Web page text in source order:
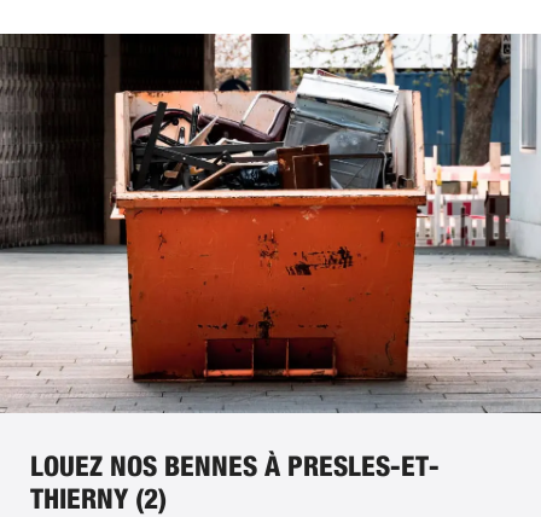
LOUEZ NOS BENNES À PRESLES-ET-
THIERNY (2)